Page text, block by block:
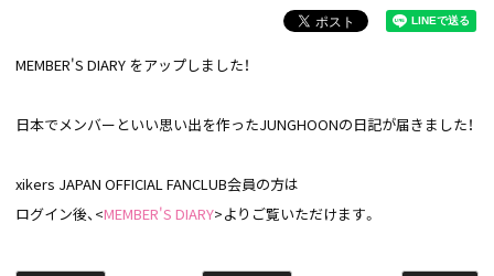
MEMBER'S DIARY をアップしました！
日本でメンバーといい思い出を作ったJUNGHOONの日記が届きました！
xikers JAPAN OFFICIAL FANCLUB会員の方は
ログイン後、<MEMBER'S DIARY>よりご覧いただけます。